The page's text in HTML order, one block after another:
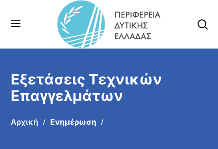
Εξετάσεις Τεχνικών
Επαγγελμάτων
Αρχική Ενημέρωση